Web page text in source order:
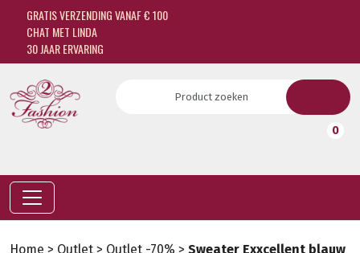
GRATIS VERZENDING VANAF € 100
CHAT MET LINDA
30 JAAR ERVARING
0
Home > Outlet > Outlet -70% > Sweater Exxcellent blauw